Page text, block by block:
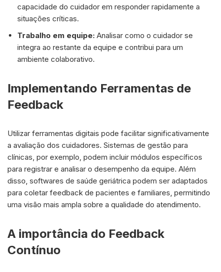
capacidade do cuidador em responder rapidamente a
situações críticas.
Trabalho em equipe: Analisar como o cuidador se
integra ao restante da equipe e contribui para um
ambiente colaborativo.
Implementando Ferramentas de
Feedback
Utilizar ferramentas digitais pode facilitar significativamente
a avaliação dos cuidadores. Sistemas de gestão para
clínicas, por exemplo, podem incluir módulos específicos
para registrar e analisar o desempenho da equipe. Além
disso, softwares de saúde geriátrica podem ser adaptados
para coletar feedback de pacientes e familiares, permitindo
uma visão mais ampla sobre a qualidade do atendimento.
A importância do Feedback
Contínuo